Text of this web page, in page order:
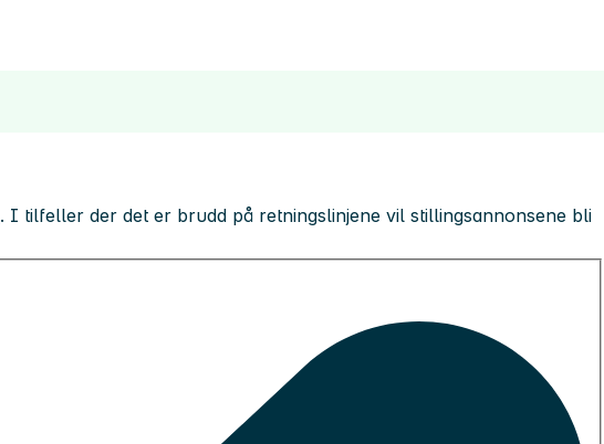
. I tilfeller der det er brudd på retningslinjene vil stillingsannonsene bli